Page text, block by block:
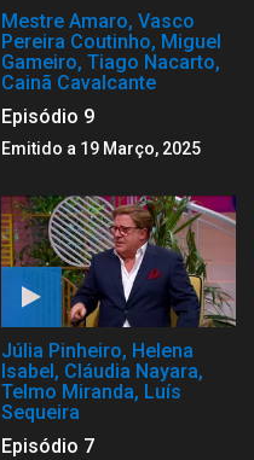
Mestre Amaro, Vasco
Pereira Coutinho, Miguel
Gameiro, Tiago Nacarto,
Cainã Cavalcante
Episódio 9
Emitido a 19 Março, 2025
Júlia Pinheiro, Helena
Isabel, Cláudia Nayara,
Telmo Miranda, Luís
Sequeira
Episódio 7